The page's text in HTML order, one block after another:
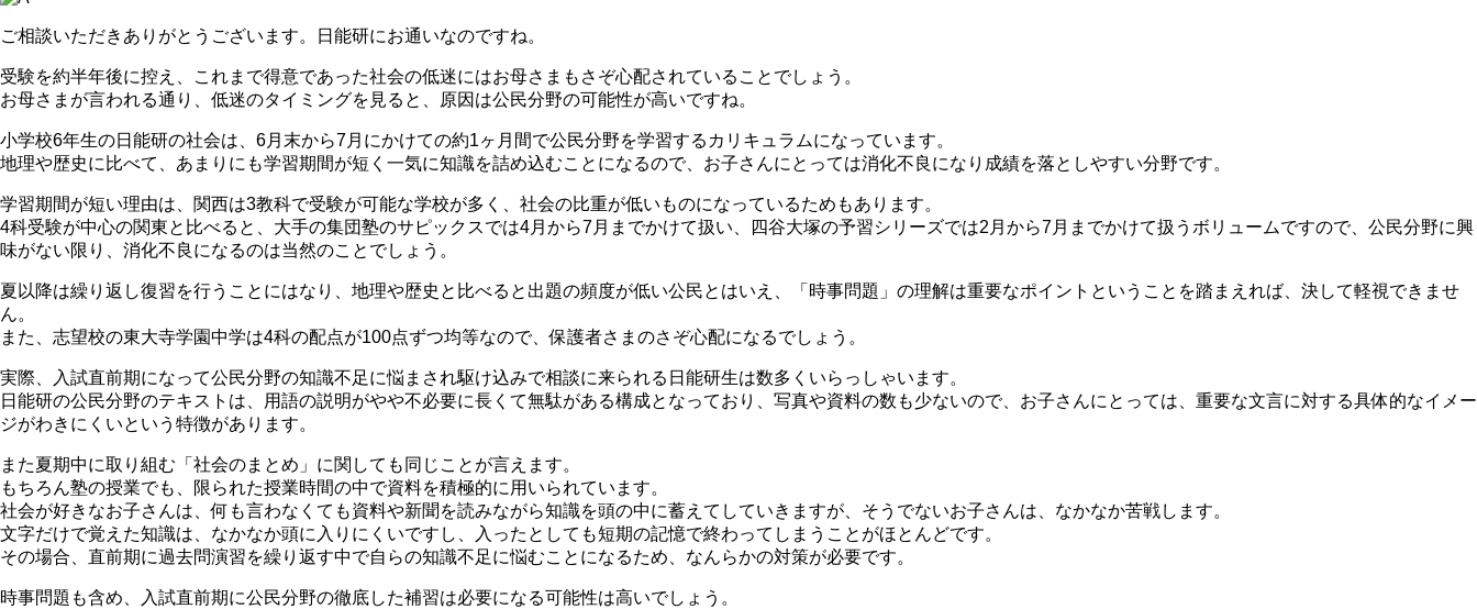
ご相談いただきありがとうございます。日能研にお通いなのですね。
受験を約半年後に控え、これまで得意であった社会の低迷にはお母さまもさぞ心配されていることでしょう。
お母さまが言われる通り、低迷のタイミングを見ると、原因は公民分野の可能性が高いですね。
小学校6年生の日能研の社会は、6月末から7月にかけての約1ヶ月間で公民分野を学習するカリキュラムになっています。
地理や歴史に比べて、あまりにも学習期間が短く一気に知識を詰め込むことになるので、お子さんにとっては消化不良になり成績を落としやすい分野です。
学習期間が短い理由は、関西は3教科で受験が可能な学校が多く、社会の比重が低いものになっているためもあります。
4科受験が中心の関東と比べると、大手の集団塾のサピックスでは4月から7月までかけて扱い、四谷大塚の予習シリーズでは2月から7月までかけて扱うボリュームですので、公民分野に興
味がない限り、消化不良になるのは当然のことでしょう。
夏以降は繰り返し復習を行うことにはなり、地理や歴史と比べると出題の頻度が低い公民とはいえ、「時事問題」の理解は重要なポイントということを踏まえれば、決して軽視できませ
ん。
また、志望校の東大寺学園中学は4科の配点が100点ずつ均等なので、保護者さまのさぞ心配になるでしょう。
実際、入試直前期になって公民分野の知識不足に悩まされ駆け込みで相談に来られる日能研生は数多くいらっしゃいます。
日能研の公民分野のテキストは、用語の説明がやや不必要に長くて無駄がある構成となっており、写真や資料の数も少ないので、お子さんにとっては、重要な文言に対する具体的なイメー
ジがわきにくいという特徴があります。
また夏期中に取り組む「社会のまとめ」に関しても同じことが言えます。
もちろん塾の授業でも、限られた授業時間の中で資料を積極的に用いられています。
社会が好きなお子さんは、何も言わなくても資料や新聞を読みながら知識を頭の中に蓄えてしていきますが、そうでないお子さんは、なかなか苦戦します。
文字だけで覚えた知識は、なかなか頭に入りにくいですし、入ったとしても短期の記憶で終わってしまうことがほとんどです。
その場合、直前期に過去問演習を繰り返す中で自らの知識不足に悩むことになるため、なんらかの対策が必要です。
時事問題も含め、入試直前期に公民分野の徹底した補習は必要になる可能性は高いでしょう。